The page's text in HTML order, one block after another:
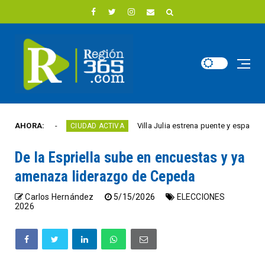
AHORA:
año CIUDAD ACTIVA Villa Julia estrena puente y espacios
De la Espriella sube en encuestas y ya
amenaza liderazgo de Cepeda
Carlos Hernández 5/15/2026
ELECCIONES
2026